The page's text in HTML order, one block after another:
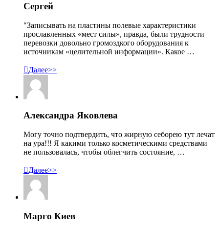
Сергей
"Записывать на пластины полевые характеристики
прославленных «мест силы», правда, были трудности
перевозки довольно громоздкого оборудования к
источникам «целительной информации». Какое …
Далее>>
Александра Яковлева
Могу точно подтвердить, что жирную себорею тут лечат
на ура!!! Я какими только косметическими средствами
не пользовалась, чтобы облегчить состояние, …
Далее>>
Марго Киев